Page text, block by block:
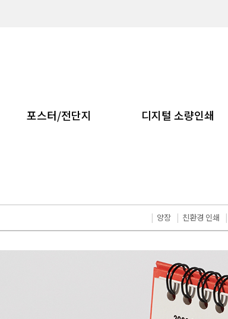
포스터/전단지 디지털 소량인쇄
| 양장 | 친환경 인쇄 |